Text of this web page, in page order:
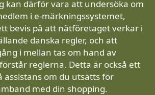
kan därför vara att undersöka om
i e-märkningssystemet,
bevis på att nätföretaget verkar i
danska regler, och att
i mellan tas om hand av
reglerna. Detta är också ett
assistans om du utsätts för
med din shopping.